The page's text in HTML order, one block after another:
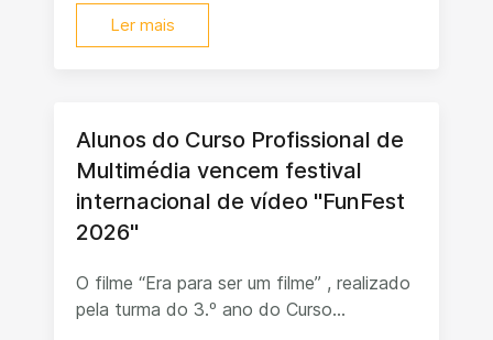
Ler mais
Alunos do Curso Profissional de
Multimédia vencem festival
internacional de vídeo "FunFest
2026"
O filme “Era para ser um filme” , realizado
pela turma do 3.º ano do Curso...